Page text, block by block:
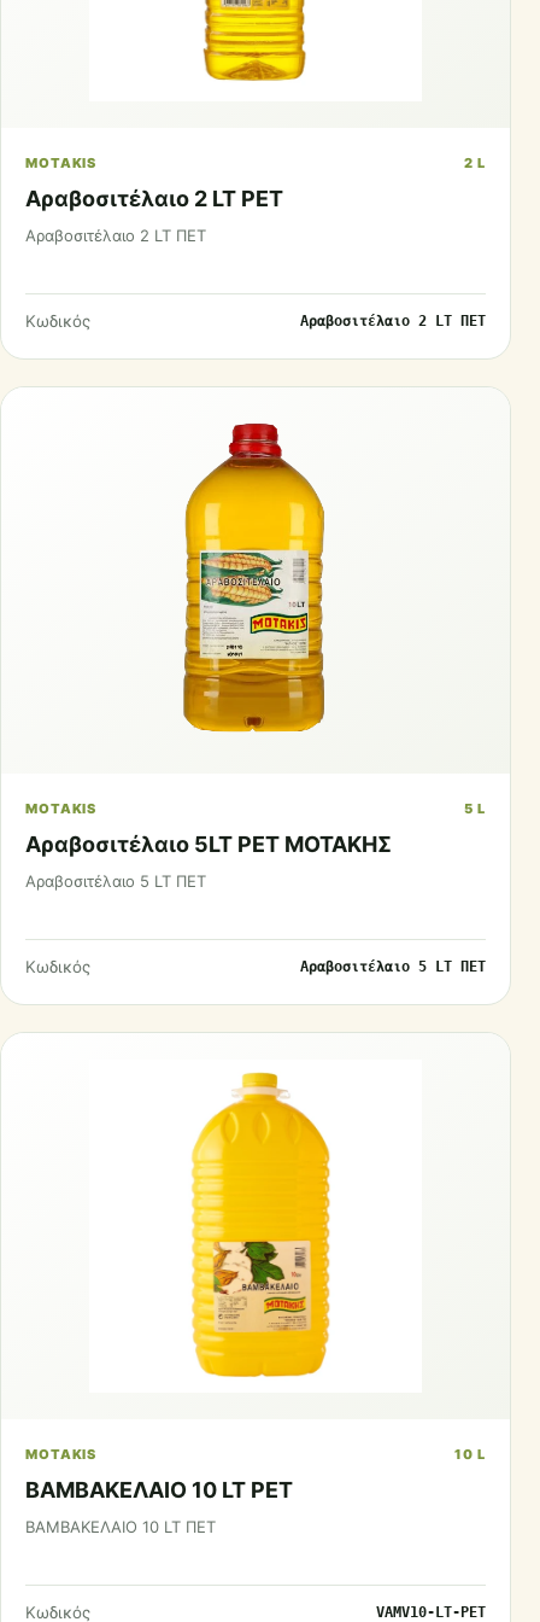
MOTAKIS 2 L
Αραβοσιτέλαιο 2 LT PET
Αραβοσιτέλαιο 2 LT ΠΕΤ
Κωδικός Αραβοσιτέλαιο 2 LT ΠΕΤ
MOTAKIS 5 L
Αραβοσιτέλαιο 5LT PET ΜΟΤΑΚΗΣ
Αραβοσιτέλαιο 5 LT ΠΕΤ
Κωδικός Αραβοσιτέλαιο 5 LT ΠΕΤ
MOTAKIS 10 L
ΒΑΜΒΑΚΕΛΑΙΟ 10 LT PET
ΒΑΜΒΑΚΕΛΑΙΟ 10 LT ΠΕΤ
Κωδικός VAMV10-LT-PET